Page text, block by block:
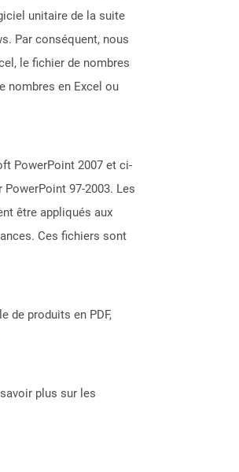
unitaire de la suite
Par conséquent, nous
le fichier de nombres
nombres en Excel ou
PowerPoint 2007 et ci-
97-2003. Les
être appliqués aux
Ces fichiers sont
de produits en PDF,
plus sur les